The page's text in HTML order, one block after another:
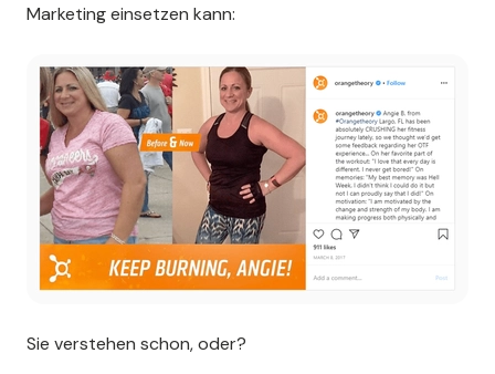
Marketing einsetzen kann:
Sie verstehen schon, oder?